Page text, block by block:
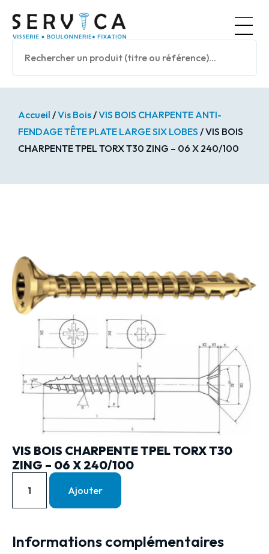
Accueil /Vis Bois/VIS BOIS CHARPENTE ANTI-
FENDAGE TÊTE PLATE LARGE SIX LOBES / VIS BOIS
CHARPENTE TPEL TORX T30 ZING – 06 X 240/100
VIS BOIS CHARPENTE TPEL TORX T30
ZING – 06 X 240/100
Ajouter
Informations complémentaires